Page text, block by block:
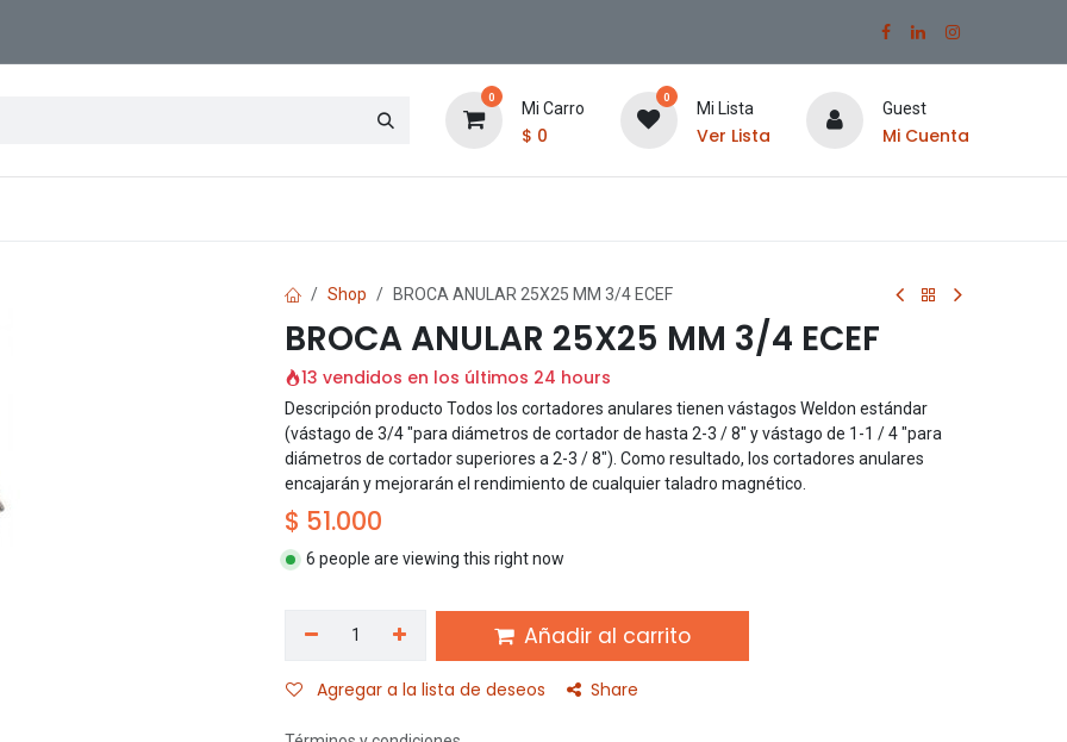
0
Mi Carro
$ 0
0
Mi Lista
Ver Lista
Guest
Mi Cuenta
Shop BROCA ANULAR 25X25 MM 3/4 ECEF
BROCA ANULAR 25X25 MM 3/4 ECEF
13 vendidos en los últimos 24 hours
Descripción producto Todos los cortadores anulares tienen vástagos Weldon estándar
(vástago de 3/4 "para diámetros de cortador de hasta 2-3 / 8" y vástago de 1-1 / 4 "para
diámetros de cortador superiores a 2-3 / 8"). Como resultado, los cortadores anulares
encajarán y mejorarán el rendimiento de cualquier taladro magnético.
$ 51.000
6 people are viewing this right now
Añadir al carrito
Agregar a la lista de deseos Share